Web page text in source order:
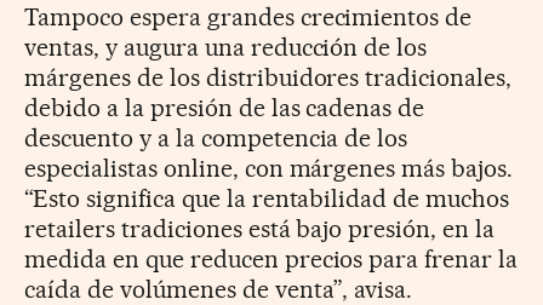
Tampoco espera grandes crecimientos de
ventas, y augura una reducción de los
márgenes de los distribuidores tradicionales,
debido a la presión de las cadenas de
descuento y a la competencia de los
especialistas online, con márgenes más bajos.
“Esto significa que la rentabilidad de muchos
retailers tradiciones está bajo presión, en la
medida en que reducen precios para frenar la
caída de volúmenes de venta”, avisa.